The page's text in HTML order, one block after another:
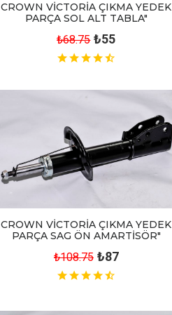
CROWN VİCTORİA ÇIKMA YEDEK
PARÇA SOL ALT TABLA"
₺68.75 ₺55
CROWN VİCTORİA ÇIKMA YEDEK
PARÇA SAG ÖN AMARTİSÖR"
₺108.75 ₺87